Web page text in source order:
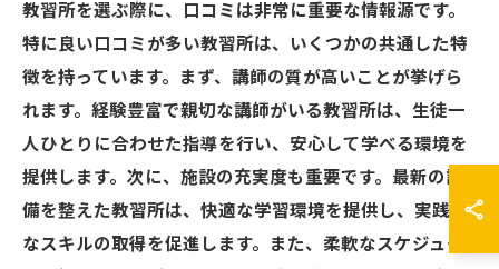
教習所を選ぶ際に、口コミは非常に重要な情報源です。
特に良い口コミが多い教習所は、いくつかの共通した特
徴を持っています。まず、講師の質が高いことが挙げら
れます。経験豊富で親切な講師がいる教習所は、生徒一
人ひとりに合わせた指導を行い、安心して学べる環境を
提供します。次に、施設の充実度も重要です。最新の設
備を整えた教習所は、快適な学習環境を提供し、実践的
なスキルの取得を促進します。また、柔軟なスケジュー